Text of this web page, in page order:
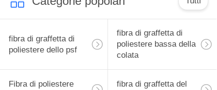
fibra di graffetta di
poliestere dello psf
fibra di graffetta di
poliestere bassa della
colata
Fibra di poliestere
fibra di graffetta del